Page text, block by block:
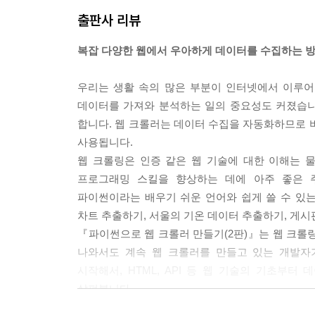
출판사 리뷰
복잡 다양한 웹에서 우아하게 데이터를 수집하는
우리는 생활 속의 많은 부분이 인터넷에서 이루
데이터를 가져와 분석하는 일의 중요성도 커졌습
합니다. 웹 크롤러는 데이터 수집을 자동화하므로
사용됩니다.
웹 크롤링은 인증 같은 웹 기술에 대한 이해는
프로그래밍 스킬을 향상하는 데에 아주 좋은
파이썬이라는 배우기 쉬운 언어와 쉽게 쓸 수 있
차트 추출하기, 서울의 기온 데이터 추출하기, 게
『파이썬으로 웹 크롤러 만들기(2판)』는 웹 크
나와서도 계속 웹 크롤러를 만들고 있는 개발
살펴봅니다.